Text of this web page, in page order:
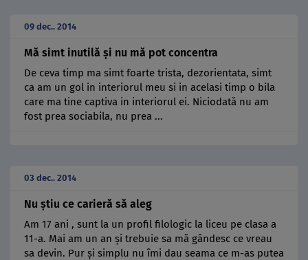
09 dec.. 2014
Mă simt inutilă şi nu mă pot concentra
De ceva timp ma simt foarte trista, dezorientata, simt
ca am un gol in interiorul meu si in acelasi timp o bila
care ma tine captiva in interiorul ei. Niciodată nu am
fost prea sociabila, nu prea ...
03 dec.. 2014
Nu ştiu ce carieră să aleg
Am 17 ani , sunt la un profil filologic la liceu pe clasa a
11-a. Mai am un an şi trebuie sa mă gândesc ce vreau
sa devin. Pur şi simplu nu îmi dau seama ce m-as putea